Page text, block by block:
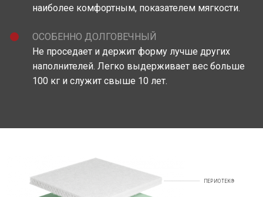
наиболее комфортным, показателем мягкости.
ОСОБЕННО ДОЛГОВЕЧНЫЙ
Не проседает и держит форму лучше других
наполнителей. Легко выдерживает вес больше
100 кг и служит свыше 10 лет.
ПЕРИОТЕК®